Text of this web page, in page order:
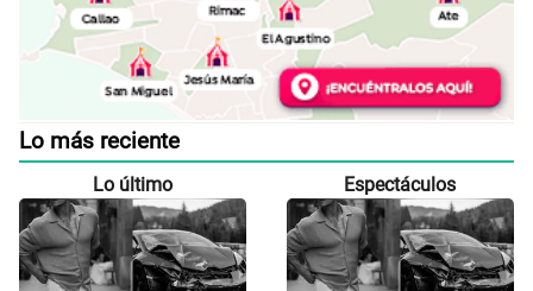
Lo más reciente
Lo último Espectáculos